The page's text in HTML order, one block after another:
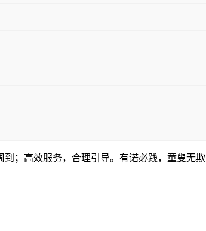
；高效服务，合理引导。有诺必践，童叟无欺